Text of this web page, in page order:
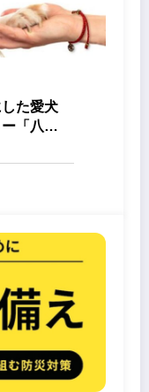
た愛犬
「八心